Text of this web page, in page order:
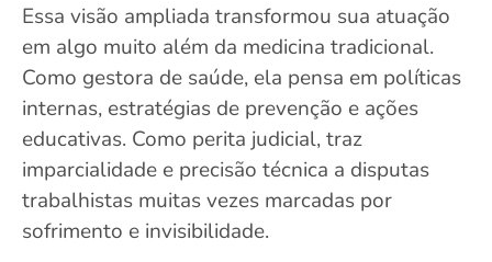
Essa visão ampliada transformou sua atuação
em algo muito além da medicina tradicional.
Como gestora de saúde, ela pensa em políticas
internas, estratégias de prevenção e ações
educativas. Como perita judicial, traz
imparcialidade e precisão técnica a disputas
trabalhistas muitas vezes marcadas por
sofrimento e invisibilidade.